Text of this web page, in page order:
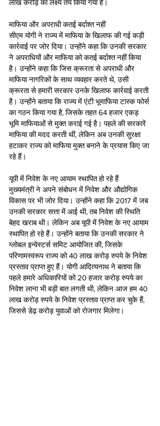
लाख करोड़ का लक्ष्य तय किया गया है।
माफिया और अपराधी कतई बर्दाश्त नहीं
सीएम योगी ने राज्य में माफिया के खिलाफ की गई कड़ी
कार्रवाई पर जोर दिया। उन्होंने कहा कि उनकी सरकार
ने अपराधियों और माफिया को कतई बर्दाश्त नहीं किया
है। उन्होंने कहा कि जिस क्रूरता से अपराधी और
माफिया नागरिकों के साथ व्यवहार करते थे, उसी
क्रूरता से हमारी सरकार उनके खिलाफ कार्रवाई करती
है। उन्होंने बताया कि राज्य में एंटी भूमाफिया टास्क फोर्स
का गठन किया गया है, जिसके तहत 64 हजार एकड़
भूमि माफियाओं से मुक्त कराई गई है। पहले की सरकारें
माफिया की मदद करती थीं, लेकिन अब उनकी सुरक्षा
हटाकर राज्य को माफिया मुक्त बनाने के प्रयास किए जा
रहे हैं।
यूपी में निवेश के नए आयाम स्थापित हो रहे हैं
मुख्यमंत्री ने अपने संबोधन में निवेश और औद्योगिक
विकास पर भी जोर दिया। उन्होंने कहा कि 2017 में जब
उनकी सरकार सत्ता में आई थी, तब निवेश की स्थिति
बेहद खराब थी। लेकिन अब यूपी में निवेश के नए आयाम
स्थापित हो रहे हैं। उन्होंने बताया कि उनकी सरकार ने
ग्लोबल इन्वेस्टर्स समिट आयोजित की, जिसके
परिणामस्वरूप राज्य को 40 लाख करोड़ रुपये के निवेश
प्रस्ताव प्राप्त हुए हैं। योगी आदित्यनाथ ने बताया कि
पहले हमारे अधिकारियों को 20 हजार करोड़ रुपये का
निवेश लाना भी बड़ी बात लगती थी, लेकिन आज हम 40
लाख करोड़ रुपये के निवेश प्रस्ताव प्राप्त कर चुके हैं,
जिससे डेढ़ करोड़ युवाओं को रोजगार मिलेगा।